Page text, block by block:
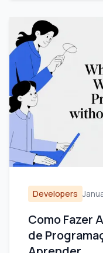
Developers
Como Fazer
de